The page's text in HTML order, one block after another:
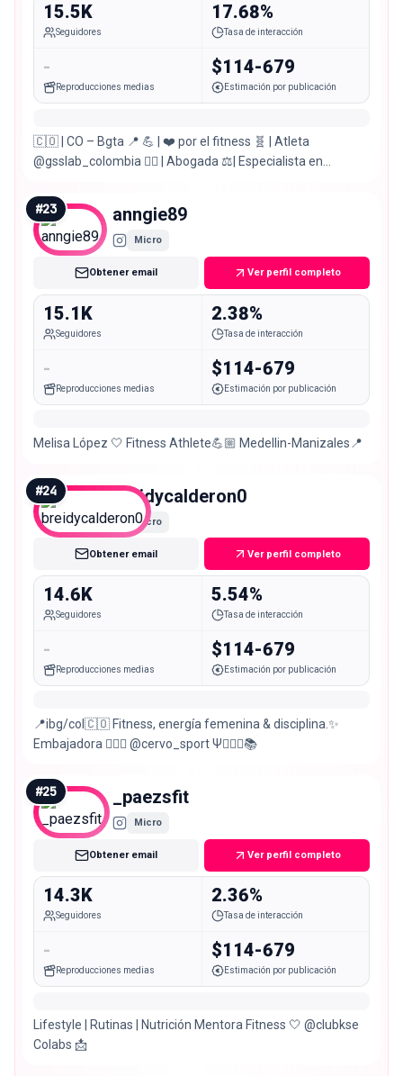
15.5K
Seguidores
17.68%
Tasa de interacción
-
Reproducciones medias
$114-679
Estimación por publicación
🇨🇴 | CO – Bgta 📍 💪 | ❤️ por el fitness 🧬 | Atleta
@gsslab_colombia 👩‍⚖ | Abogada ⚖️| Especialista en
#23 anngie89
Micro
Obtener email Ver perfil completo
15.1K
Seguidores
2.38%
Tasa de interacción
-
Reproducciones medias
$114-679
Estimación por publicación
Melisa López 🤍 Fitness Athlete💪🏼 Medellin-Manizales📍
#24 breidycalderon0
Micro
Obtener email Ver perfil completo
14.6K
Seguidores
5.54%
Tasa de interacción
-
Reproducciones medias
$114-679
Estimación por publicación
📍ibg/col🇨🇴 Fitness, energía femenina & disciplina.✨
Embajadora 🏋🏼‍♀️ @cervo_sport Ψ👩🏼‍⚕️📚
#25 _paezsfit
Micro
Obtener email Ver perfil completo
14.3K
Seguidores
2.36%
Tasa de interacción
-
Reproducciones medias
$114-679
Estimación por publicación
Lifestyle | Rutinas | Nutrición Mentora Fitness 🤍 @clubkse
Colabs 📩